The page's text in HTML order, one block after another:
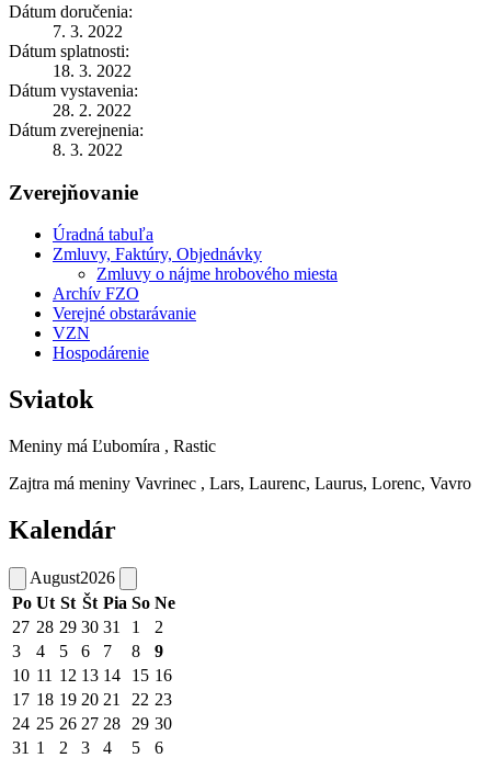
Dátum doručenia:
7. 3. 2022
Dátum splatnosti:
18. 3. 2022
Dátum vystavenia:
28. 2. 2022
Dátum zverejnenia:
8. 3. 2022
Zverejňovanie
Úradná tabuľa
Zmluvy, Faktúry, Objednávky
Zmluvy o nájme hrobového miesta
Archív FZO
Verejné obstarávanie
VZN
Hospodárenie
Sviatok
Meniny má Ľubomíra , Rastic
Zajtra má meniny Vavrinec , Lars, Laurenc, Laurus, Lorenc, Vavro
Kalendár
August2026
Po Ut St Št Pia So Ne
27 28 29 30 31 1
2
3
4 5 6 7 8
9
10 11 12 13 14 15 16
17 18 19 20 21 22 23
24 25 26 27 28 29 30
31 1 2 3 4 5 6